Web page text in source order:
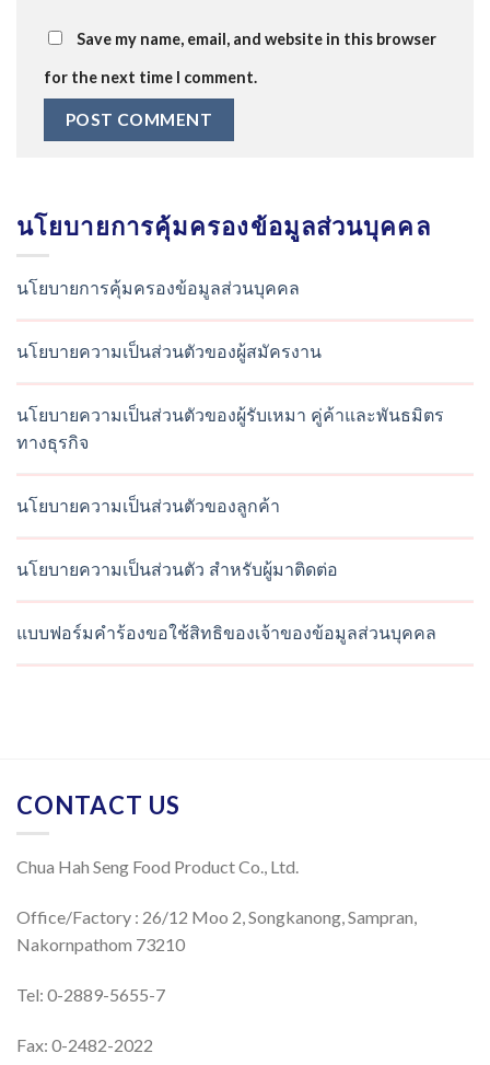
Save my name, email, and website in this browser
for the next time I comment.
นโยบายการคุ้มครองข้อมูลส่วนบุคคล
นโยบายการคุ้มครองข้อมูลส่วนบุคคล
นโยบายความเป็นส่วนตัวของผู้สมัครงาน
นโยบายความเป็นส่วนตัวของผู้รับเหมา คู่ค้าและพันธมิตร
ทางธุรกิจ
นโยบายความเป็นส่วนตัวของลูกค้า
นโยบายความเป็นส่วนตัว สำหรับผู้มาติดต่อ
แบบฟอร์มคำร้องขอใช้สิทธิของเจ้าของข้อมูลส่วนบุคคล
CONTACT US
Chua Hah Seng Food Product Co., Ltd.
Office/Factory : 26/12 Moo 2, Songkanong, Sampran,
Nakornpathom 73210
Tel: 0-2889-5655-7
Fax: 0-2482-2022